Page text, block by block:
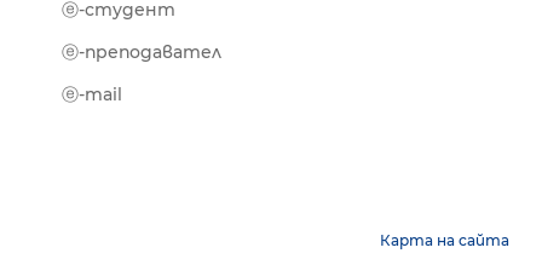
ⓔ-студент
ⓔ-преподавател
ⓔ-mail
Карта на сайта